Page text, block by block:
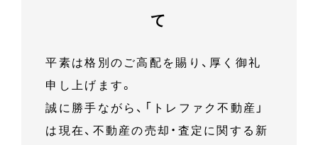
て
平素は格別のご高配を賜り、厚く御礼
申し上げます。
誠に勝手ながら、「トレファク不動産」
は現在、不動産の売却・査定に関する新